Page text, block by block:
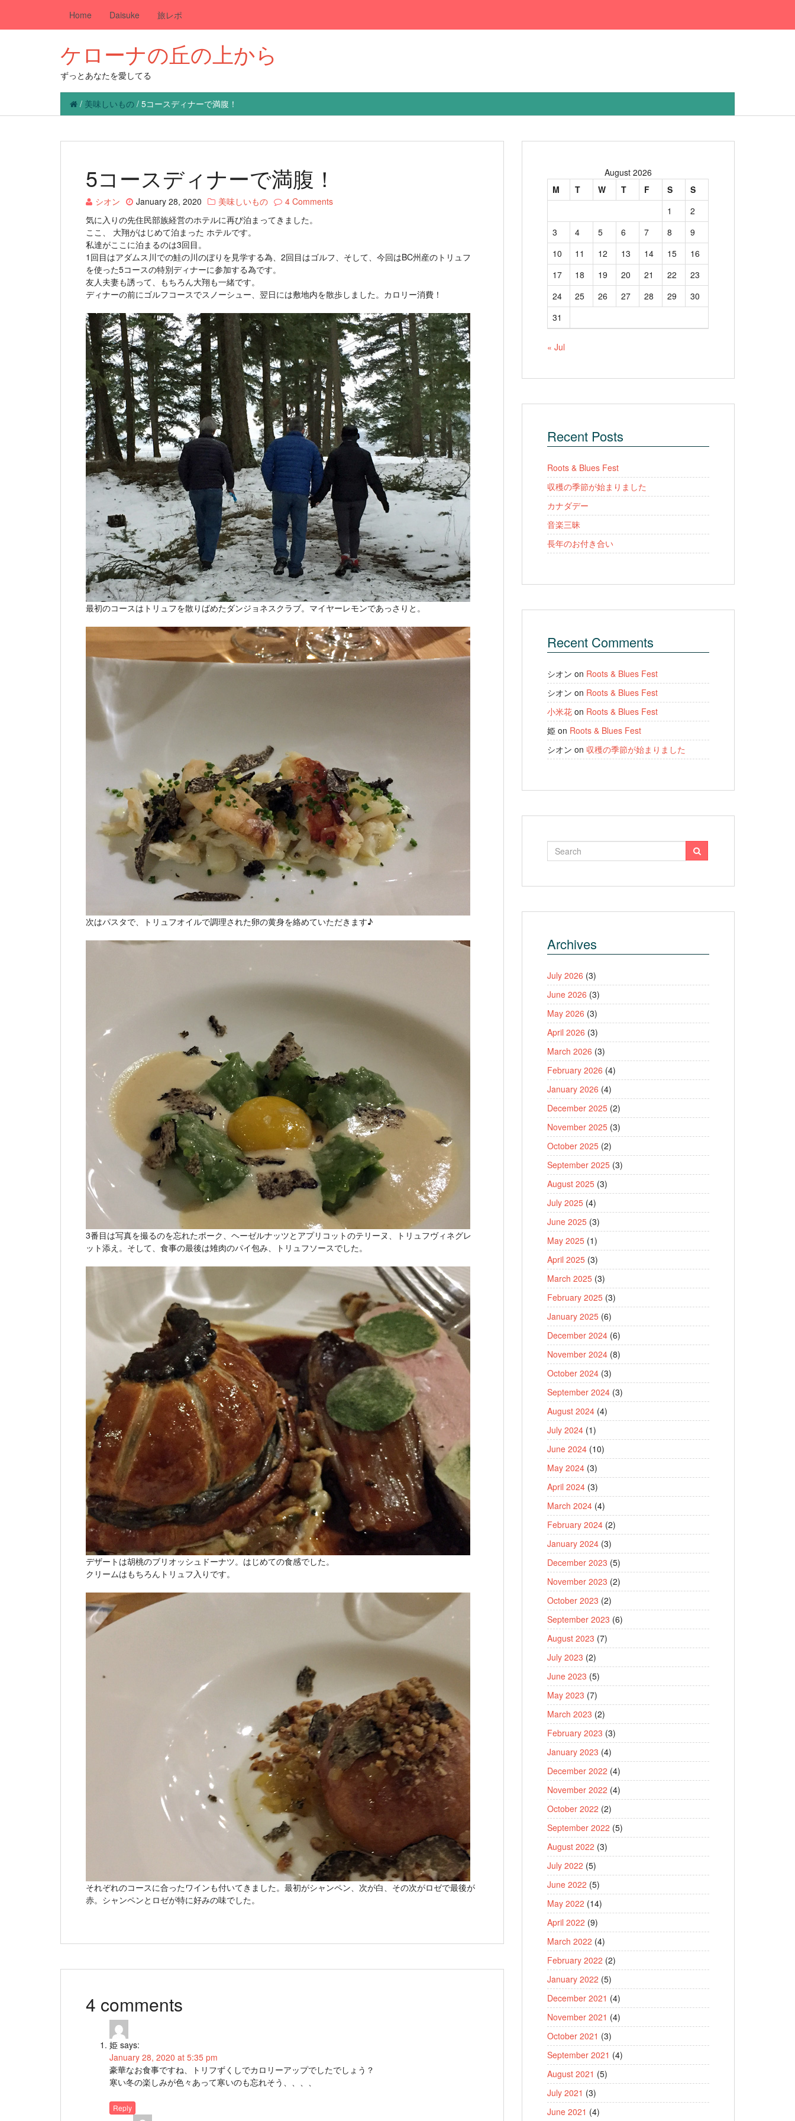
Home Daisuke 旅レポ
ケローナの丘の上から
ずっとあなたを愛してる
/ 美味しいもの / 5コースディナーで満腹！
5コースディナーで満腹！
シオン January 28, 2020 美味しいもの
4 Comments
気に入りの先住民部族経営のホテルに再び泊まってきました。
ここ、 大翔がはじめて泊まった ホテルです。
私達がここに泊まるのは3回目。
1回目はアダムス川での鮭の川のぼりを見学する為、2回目はゴルフ、そして、今回はBC州産のトリュフ
を使った5コースの特別ディナーに参加する為です。
友人夫妻も誘って、もちろん大翔も一緒です。
ディナーの前にゴルフコースでスノーシュー、翌日には敷地内を散歩しました。カロリー消費！
最初のコースはトリュフを散りばめたダンジョネスクラブ。マイヤーレモンであっさりと。
次はパスタで、トリュフオイルで調理された卵の黄身を絡めていただきます♪
3番目は写真を撮るのを忘れたポーク、ヘーゼルナッツとアプリコットのテリーヌ、トリュフヴィネグレ
ット添え。そして、食事の最後は雉肉のパイ包み、トリュフソースでした。
デザートは胡桃のブリオッシュドーナツ。はじめての食感でした。
クリームはもちろんトリュフ入りです。
それぞれのコースに合ったワインも付いてきました。最初がシャンペン、次が白、その次がロゼで最後が
赤。シャンペンとロゼが特に好みの味でした。
4 comments
姫 says:
January 28, 2020 at 5:35 pm
豪華なお食事ですね、トリフずくしでカロリーアップでしたでしょう？
寒い冬の楽しみが色々あって寒いのも忘れそう、、、、
Reply
August 2026
M
T W T F S
S
1
2
3
4 5 6 7 8
9
10
11 12 13 14 15
16
17
18 19 20 21 22
23
24
25 26 27 28 29
30
31
« Jul
Recent Posts
Roots & Blues Fest
収穫の季節が始まりました
カナダデー
音楽三昧
長年のお付き合い
Recent Comments
シオン on Roots & Blues Fest
シオン on Roots & Blues Fest
小米花 on Roots & Blues Fest
姫 on Roots & Blues Fest
シオン on 収穫の季節が始まりました
Archives
July 2026 (3)
June 2026 (3)
May 2026 (3)
April 2026 (3)
March 2026 (3)
February 2026 (4)
January 2026 (4)
December 2025 (2)
November 2025 (3)
October 2025 (2)
September 2025 (3)
August 2025 (3)
July 2025 (4)
June 2025 (3)
May 2025 (1)
April 2025 (3)
March 2025 (3)
February 2025 (3)
January 2025 (6)
December 2024 (6)
November 2024 (8)
October 2024 (3)
September 2024 (3)
August 2024 (4)
July 2024 (1)
June 2024 (10)
May 2024 (3)
April 2024 (3)
March 2024 (4)
February 2024 (2)
January 2024 (3)
December 2023 (5)
November 2023 (2)
October 2023 (2)
September 2023 (6)
August 2023 (7)
July 2023 (2)
June 2023 (5)
May 2023 (7)
March 2023 (2)
February 2023 (3)
January 2023 (4)
December 2022 (4)
November 2022 (4)
October 2022 (2)
September 2022 (5)
August 2022 (3)
July 2022 (5)
June 2022 (5)
May 2022 (14)
April 2022 (9)
March 2022 (4)
February 2022 (2)
January 2022 (5)
December 2021 (4)
November 2021 (4)
October 2021 (3)
September 2021 (4)
August 2021 (5)
July 2021 (3)
June 2021 (4)